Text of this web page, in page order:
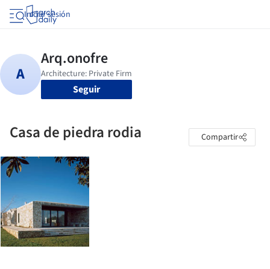
Iniciar sesión
Seguir
Casa de piedra rodia Compartir